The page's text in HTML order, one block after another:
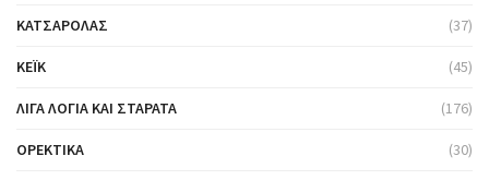
ΚΑΤΣΑΡΌΛΑΣ (37)
ΚΈΙΚ (45)
ΛΊΓΑ ΛΌΓΙΑ ΚΑΙ ΣΤΑΡΆΤΑ (176)
ΟΡΕΚΤΙΚΆ (30)